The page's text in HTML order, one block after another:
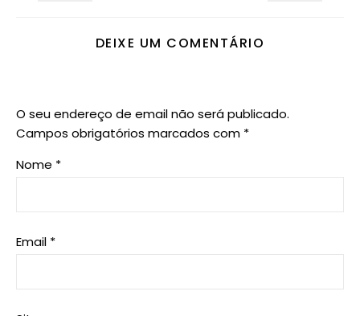
DEIXE UM COMENTÁRIO
O seu endereço de email não será publicado.
Campos obrigatórios marcados com *
Nome *
Email *